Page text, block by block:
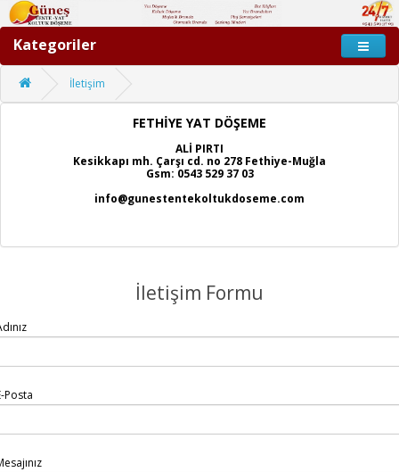
Kategoriler
İletişim
FETHİYE YAT DÖŞEME
ALİ PIRTI
Kesikkapı mh. Çarşı cd. no 278 Fethiye-Muğla
Gsm: 0543 529 37 03
info@gunestentekoltukdoseme.com
İletişim Formu
Posta